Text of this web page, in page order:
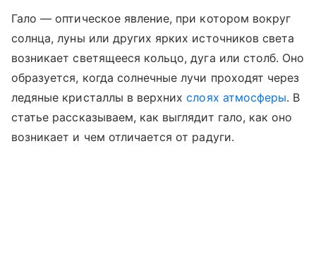
Гало — оптическое явление, при котором вокруг
солнца, луны или других ярких источников света
возникает светящееся кольцо, дуга или столб. Оно
образуется, когда солнечные лучи проходят через
ледяные кристаллы в верхнихслоях атмосферы. В
статье рассказываем, как выглядит гало, как оно
возникает и чем отличается от радуги.